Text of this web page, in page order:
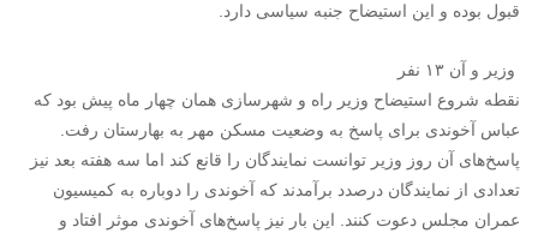
قبول بوده و این استیضاح جنبه‌ سیاسی دارد.
وزیر و آن ۱۳ نفر
نقطه شروع استیضاح وزیر راه و شهرسازی همان چهار ماه پیش بود که
عباس آخوندی برای پاسخ به وضعیت مسکن مهر به بهارستان رفت.
پاسخ‌های آن روز وزیر توانست نمایندگان را قانع کند اما سه هفته بعد نیز
تعدادی از نمایندگان درصدد برآمدند که آخوندی را دوباره به کمیسیون
عمران مجلس دعوت کنند. این بار نیز پاسخ‌های آخوندی موثر افتاد و